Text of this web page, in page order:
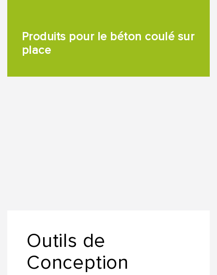
Produits pour le béton coulé sur
place
Outils de
Conception